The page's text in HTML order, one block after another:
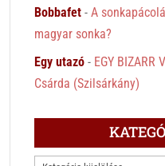
Bobbafet -A
magyar sonka?
Egy utazó - EGY BIZARR
Csárda (Szilsárkány)